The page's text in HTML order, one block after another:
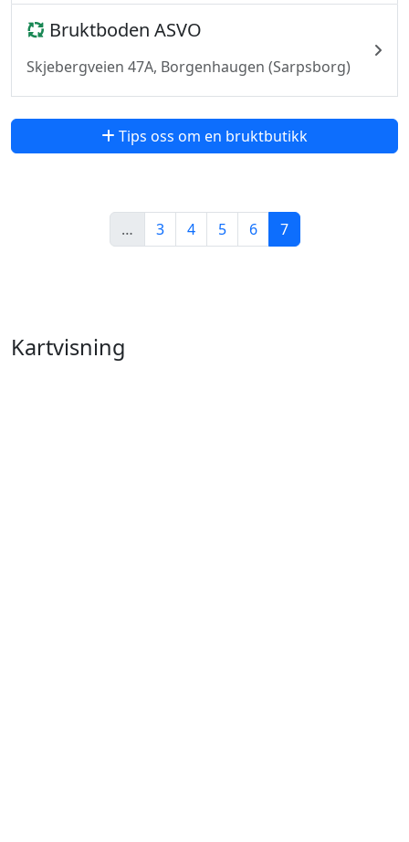
Bruktboden ASVO
Skjebergveien 47A, Borgenhaugen (Sarpsborg)
Tips oss om en bruktbutikk
… 3 4 5 6 7
Kartvisning